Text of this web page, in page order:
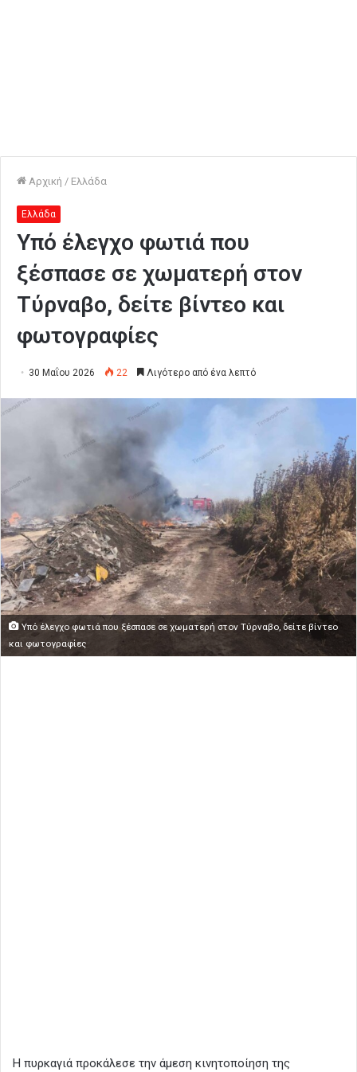
Αρχική / Ελλάδα
Ελλάδα
Υπό έλεγχο φωτιά που
ξέσπασε σε χωματερή στον
Τύρναβο, δείτε βίντεο και
φωτογραφίες
30 Μαΐου 2026 22 Λιγότερο από ένα λεπτό
Υπό έλεγχο φωτιά που ξέσπασε σε χωματερή στον Τύρναβο, δείτε βίντεο
και φωτογραφίες
Η πυρκαγιά προκάλεσε την άμεση κινητοποίηση της